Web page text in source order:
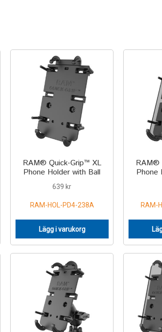
RAM® Quick-Grip™ XL
Phone Holder with Ball
639 kr
RAM-HOL-PD4-238A
Lägg i varukorg
RAM®
Phone
RAM-